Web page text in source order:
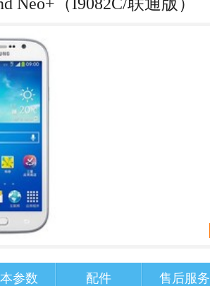
参数 配件 售后服务